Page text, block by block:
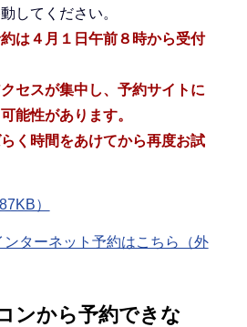
してください。
は４月１日午前８時から受付
セスが集中し、予約サイトに
能性があります。
く時間をあけてから再度お試
）
ンターネット予約はこちら（外
ンから予約できな